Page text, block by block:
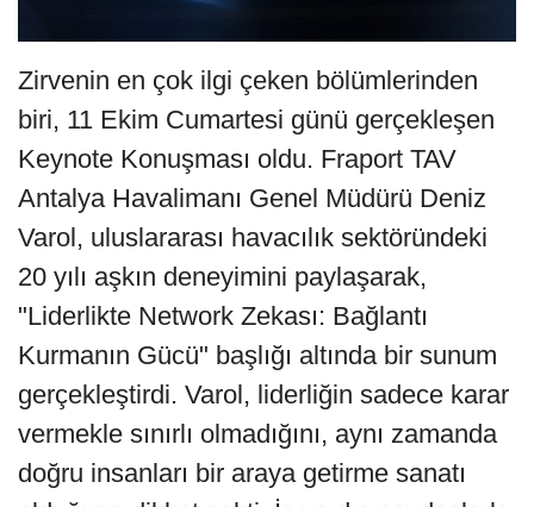
Zirvenin en çok ilgi çeken bölümlerinden
biri, 11 Ekim Cumartesi günü gerçekleşen
Keynote Konuşması oldu. Fraport TAV
Antalya Havalimanı Genel Müdürü Deniz
Varol, uluslararası havacılık sektöründeki
20 yılı aşkın deneyimini paylaşarak,
"Liderlikte Network Zekası: Bağlantı
Kurmanın Gücü" başlığı altında bir sunum
gerçekleştirdi. Varol, liderliğin sadece karar
vermekle sınırlı olmadığını, aynı zamanda
doğru insanları bir araya getirme sanatı